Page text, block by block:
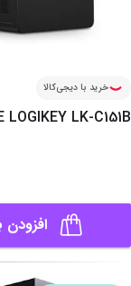
خرید با دیجی‌کالا
LOGIKEY LK-C151B